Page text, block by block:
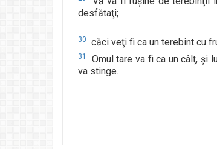
desfătaţi;
30 căci veţi fi ca un terebint cu
31
Omul tare va fi ca un câlţ, şi
va stinge.